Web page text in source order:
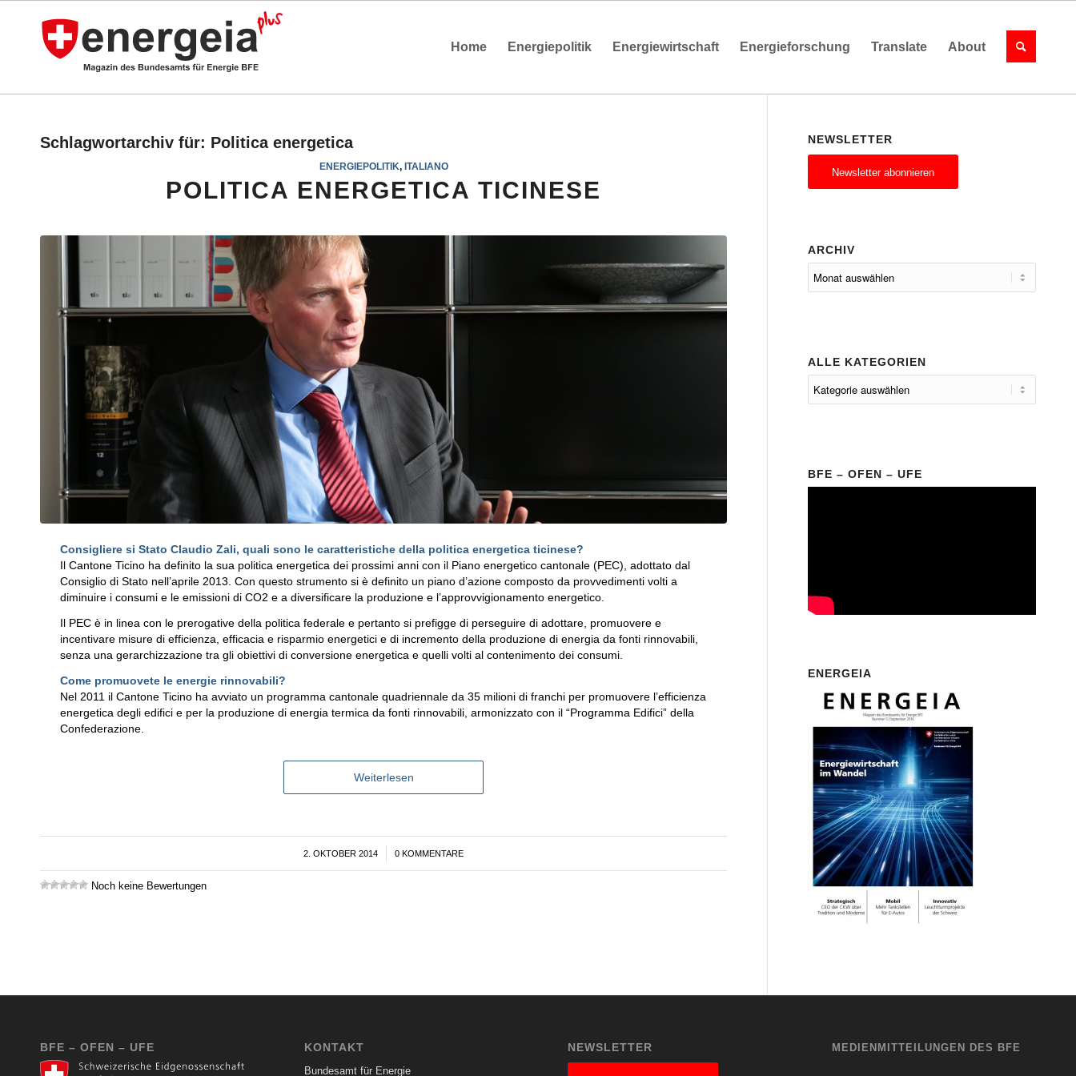
Home Energiepolitik Energiewirtschaft Energieforschung Translate About
Schlagwortarchiv für: Politica energetica
ENERGIEPOLITIK, ITALIANO
POLITICA ENERGETICA TICINESE
Consigliere si Stato Claudio Zali, quali sono le caratteristiche della politica energetica ticinese?
Il Cantone Ticino ha definito la sua politica energetica dei prossimi anni con il Piano energetico cantonale (PEC), adottato dal
Consiglio di Stato nell’aprile 2013. Con questo strumento si è definito un piano d’azione composto da provvedimenti volti a
diminuire i consumi e le emissioni di CO2 e a diversificare la produzione e l’approvvigionamento energetico.
Il PEC è in linea con le prerogative della politica federale e pertanto si prefigge di perseguire di adottare, promuovere e
incentivare misure di efficienza, efficacia e risparmio energetici e di incremento della produzione di energia da fonti rinnovabili,
senza una gerarchizzazione tra gli obiettivi di conversione energetica e quelli volti al contenimento dei consumi.
Come promuovete le energie rinnovabili?
Nel 2011 il Cantone Ticino ha avviato un programma cantonale quadriennale da 35 milioni di franchi per promuovere l’efficienza
energetica degli edifici e per la produzione di energia termica da fonti rinnovabili, armonizzato con il “Programma Edifici” della
Confederazione.
Weiterlesen
2. OKTOBER 2014
/ 0 KOMMENTARE
Noch keine Bewertungen
NEWSLETTER
Newsletter abonnieren
ARCHIV
ALLE KATEGORIEN
BFE – OFEN – UFE
ENERGEIA
BFE – OFEN – UFE KONTAKT
Bundesamt für Energie
NEWSLETTER MEDIENMITTEILUNGEN DES BFE